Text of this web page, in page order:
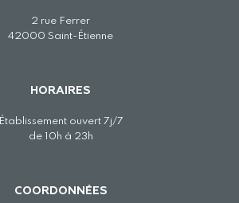
2 rue Ferrer
42000 Saint-Étienne
HORAIRES
Établissement ouvert 7j/7
de 10h à 23h
COORDONNÉES